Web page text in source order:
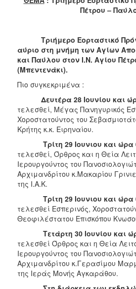
2015
2013
2012
2011
2010
2006
ΤΟΠΟΣ
ΠΟΛΙΤΙΣΜΟΣ
Πέτρου –
Τριήμερο Εορταστικό
αύριο στη μνήμη των Αγίων
και Παύλου στον Ι.Ν. Αγίου
(Μπεντενάκι).
Πιο συγκεκριμένα :
Δευτέρα 28 Ιουνίου και
τελεσθεί, Μέγας Πανηγυρικός
Χοροστατούντος του
Κρήτης κ.κ. Ειρηναίου.
Τρίτη 29 Ιουνιου και
τελεσθεί, Όρθρος και η Θεία
Ιερουργούντος του
Αρχιμανδρίτου κ.Μακαρίου
της Ι.Α.Κ.
Τρίτη 29 Ιουνιου και
τελεσθεί Εσπερινός,
Θεοφιλέστατου Επισκόπου
Τετάρτη 30 Ιουνίου και
τελεσθεί Όρθρος και η Θεία
Ιερουργούντος του
Αρχιμανδρίτου κ.Γερασίμου
της Ιεράς Μονής Αγκαράθου.